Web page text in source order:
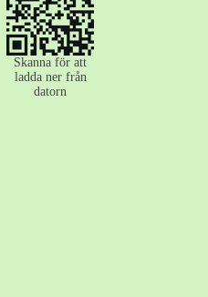
Skanna för att
ladda ner från
datorn